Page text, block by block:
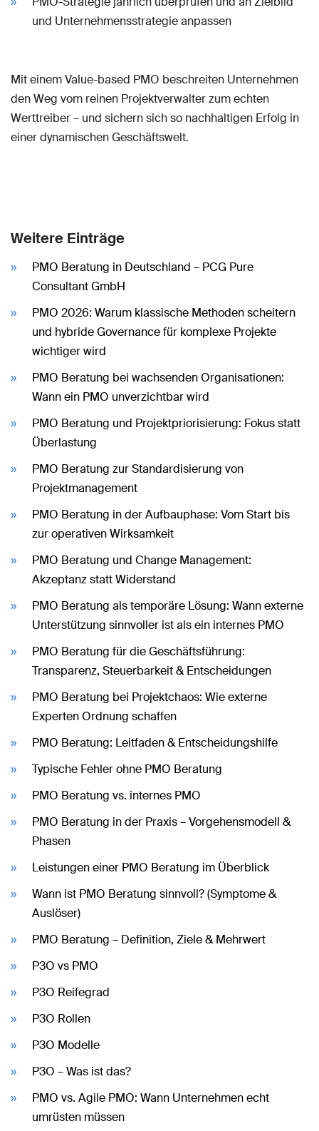
und Unternehmensstrategie anpassen
Mit einem Value-based PMO beschreiten Unternehmen
den Weg vom reinen Projektverwalter zum echten
Werttreiber – und sichern sich so nachhaltigen Erfolg in
einer dynamischen Geschäftswelt.
Weitere Einträge
PMO Beratung in Deutschland – PCG Pure
Consultant GmbH
PMO 2026: Warum klassische Methoden scheitern
und hybride Governance für komplexe Projekte
wichtiger wird
PMO Beratung bei wachsenden Organisationen:
Wann ein PMO unverzichtbar wird
PMO Beratung und Projektpriorisierung: Fokus statt
Überlastung
PMO Beratung zur Standardisierung von
Projektmanagement
PMO Beratung in der Aufbauphase: Vom Start bis
zur operativen Wirksamkeit
PMO Beratung und Change Management:
Akzeptanz statt Widerstand
PMO Beratung als temporäre Lösung: Wann externe
Unterstützung sinnvoller ist als ein internes PMO
PMO Beratung für die Geschäftsführung:
Transparenz, Steuerbarkeit & Entscheidungen
PMO Beratung bei Projektchaos: Wie externe
Experten Ordnung schaffen
PMO Beratung: Leitfaden & Entscheidungshilfe
Typische Fehler ohne PMO Beratung
PMO Beratung vs. internes PMO
PMO Beratung in der Praxis – Vorgehensmodell &
Phasen
Leistungen einer PMO Beratung im Überblick
Wann ist PMO Beratung sinnvoll? (Symptome &
Auslöser)
PMO Beratung – Definition, Ziele & Mehrwert
P3O vs PMO
P3O Reifegrad
P3O Rollen
P3O Modelle
P3O – Was ist das?
PMO vs. Agile PMO: Wann Unternehmen echt
umrüsten müssen